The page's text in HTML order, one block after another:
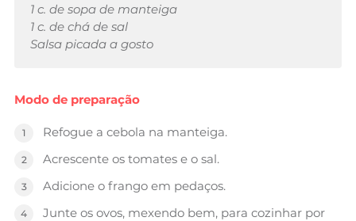
1 c. de sopa de manteiga
1 c. de chá de sal
Salsa picada a gosto
Modo de preparação
Refogue a cebola na manteiga.
Acrescente os tomates e o sal.
Adicione o frango em pedaços.
Junte os ovos, mexendo bem, para cozinhar por